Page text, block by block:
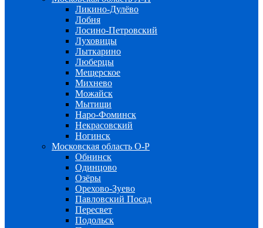
Ликино-Дулёво
Лобня
Лосино-Петровский
Луховицы
Лыткарино
Люберцы
Мещерское
Михнево
Можайск
Мытищи
Наро-Фоминск
Некрасовский
Ногинск
Московская область О-Р
Обнинск
Одинцово
Озёры
Орехово-Зуево
Павловский Посад
Пересвет
Подольск